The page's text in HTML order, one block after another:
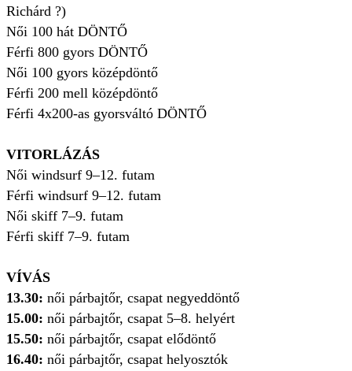
Richárd ?)
Női 100 hát DÖNTŐ
Férfi 800 gyors DÖNTŐ
Női 100 gyors középdöntő
Férfi 200 mell középdöntő
Férfi 4x200-as gyorsváltó DÖNTŐ
VITORLÁZÁS
Női windsurf 9–12. futam
Férfi windsurf 9–12. futam
Női skiff 7–9. futam
Férfi skiff 7–9. futam
VÍVÁS
13.30: női párbajtőr, csapat negyeddöntő
15.00: női párbajtőr, csapat 5–8. helyért
15.50: női párbajtőr, csapat elődöntő
16.40: női párbajtőr, csapat helyosztók